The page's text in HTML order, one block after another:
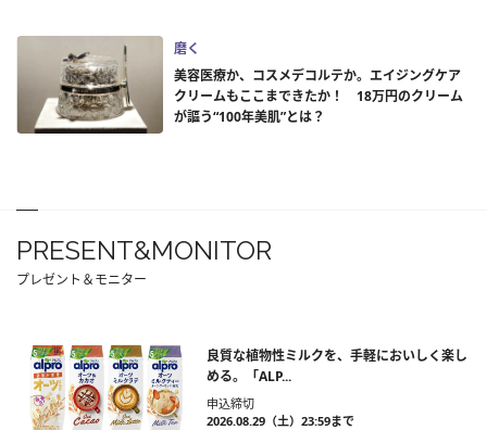
磨く
美容医療か、コスメデコルテか。エイジングケア
クリームもここまできたか！ 18万円のクリーム
が謳う“100年美肌”とは？
PRESENT&MONITOR
プレゼント＆モニター
良質な植物性ミルクを、手軽においしく楽し
める。「ALP...
申込締切
2026.08.29（土）23:59まで